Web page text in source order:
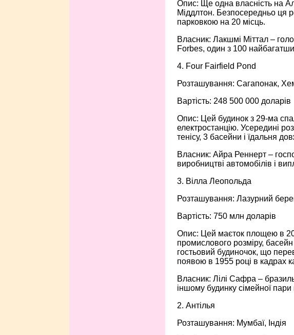
Опис: Ще одна власність на
Міддлтон. Безпосередньо ця
парковкою на 20 місць.
Власник: Лакшмі Міттал –
Forbes, один з 100
4. Four Fairfield Pond
Розташування: Сагапонак,
Вартість: 248 500 000 доларів
Опис: Цей будинок з 29-ма
електростанцію. Усередині
тенісу, 3 басейни і їдальня
Власник: Айра Реннерт –
виробництві автомобілів і
3. Вілла Леопольда
Розташування: Лазурний
Вартість: 750 млн доларів
Опис: Цей маєток площею в 20
промислового розміру,
гостьовий будиночок, що
появою в 1955 році в кадрах
Власник: Лілі Сафра –
іншому будинку сімейної
2. Антілья
Розташування: Мумбаї, Індія